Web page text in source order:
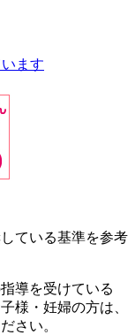
ます
ている基準を参考
導を受けている
様・妊婦の方は、
さい。